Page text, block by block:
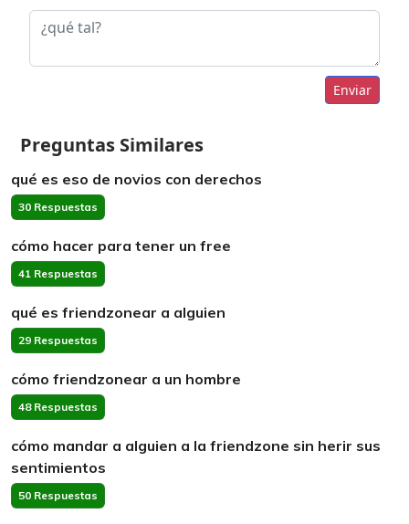
Enviar
Preguntas Similares
qué es eso de novios con derechos
30 Respuestas
cómo hacer para tener un free
41 Respuestas
qué es friendzonear a alguien
29 Respuestas
cómo friendzonear a un hombre
48 Respuestas
cómo mandar a alguien a la friendzone sin herir sus
sentimientos
50 Respuestas